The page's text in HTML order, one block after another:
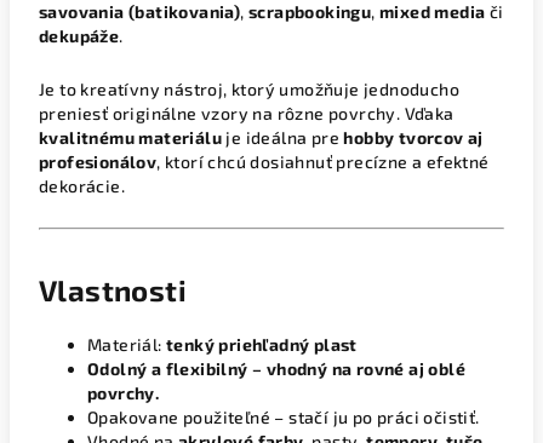
savovania (batikovania),scrapbookingu,mixed media či
dekupáže.
Je to kreatívny nástroj, ktorý umožňuje jednoducho
preniesť originálne vzory na rôzne povrchy. Vďaka
kvalitnému materiálu je ideálna prehobby tvorcov aj
profesionálov, ktorí chcú dosiahnuť precízne a efektné
dekorácie.
Vlastnosti
Materiál: tenký priehľadný plast
Odolný a flexibilný – vhodný na rovné aj oblé
povrchy.
Opakovane použiteľné – stačí ju po práci očistiť.